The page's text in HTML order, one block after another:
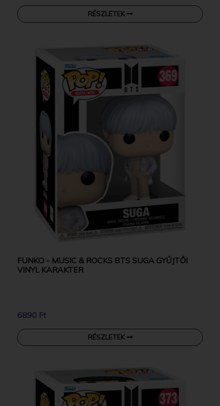
RÉSZLETEK
FUNKO - MUSIC & ROCKS BTS SUGA GYŰJTŐI
VINYL KARAKTER
6890 Ft
RÉSZLETEK